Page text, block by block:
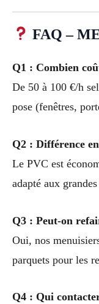
FAQ –
Q1 : Combien
De 50 à 100 €/h
pose (fenêtres,
Q2 : Différence
Le PVC est
adapté aux
Q3 : Peut-on
Oui, nos
parquets pour les
Q4 : Qui